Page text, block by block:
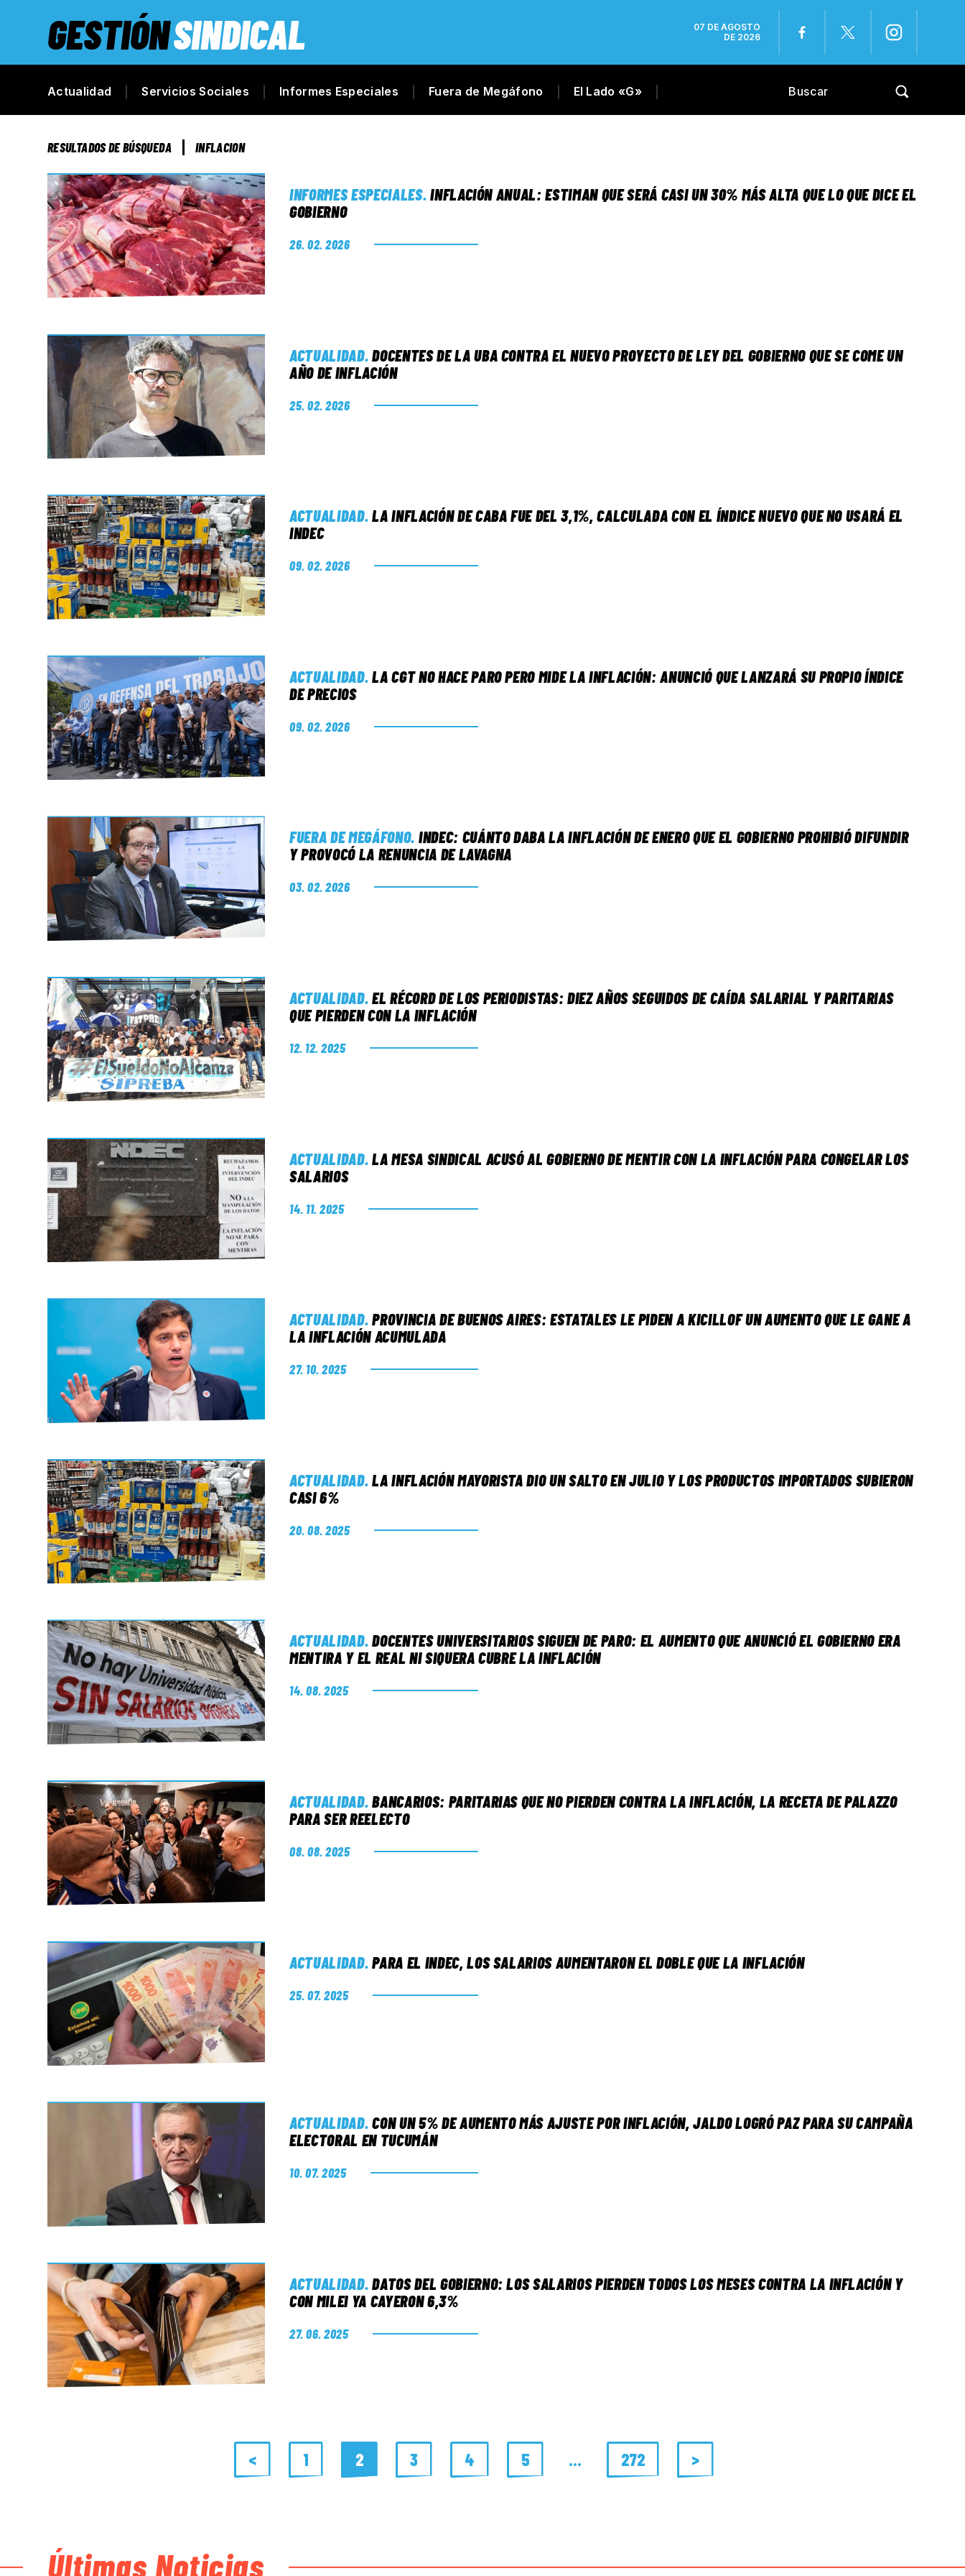
GESTIÓNSINDICAL
07 DE AGOSTO
DE 2026
Actualidad Servicios Sociales Informes Especiales Fuera de Megáfono El Lado «G»
RESULTADOS DE BÚSQUEDA INFLACION
INFORMES ESPECIALES. INFLACIÓN ANUAL: ESTIMAN QUE SERÁ CASI UN 30% MÁS ALTA QUE LO QUE DICE EL
GOBIERNO
26. 02. 2026
ACTUALIDAD. DOCENTES DE LA UBA CONTRA EL NUEVO PROYECTO DE LEY DEL GOBIERNO QUE SE COME UN
AÑO DE INFLACIÓN
25. 02. 2026
ACTUALIDAD. LA INFLACIÓN DE CABA FUE DEL 3,1%, CALCULADA CON EL ÍNDICE NUEVO QUE NO USARÁ EL
INDEC
09. 02. 2026
ACTUALIDAD. LA CGT NO HACE PARO PERO MIDE LA INFLACIÓN: ANUNCIÓ QUE LANZARÁ SU PROPIO ÍNDICE
DE PRECIOS
09. 02. 2026
FUERA DE MEGÁFONO. INDEC: CUÁNTO DABA LA INFLACIÓN DE ENERO QUE EL GOBIERNO PROHIBIÓ DIFUNDIR
Y PROVOCÓ LA RENUNCIA DE LAVAGNA
03. 02. 2026
ACTUALIDAD. EL RÉCORD DE LOS PERIODISTAS: DIEZ AÑOS SEGUIDOS DE CAÍDA SALARIAL Y PARITARIAS
QUE PIERDEN CON LA INFLACIÓN
12. 12. 2025
ACTUALIDAD. LA MESA SINDICAL ACUSÓ AL GOBIERNO DE MENTIR CON LA INFLACIÓN PARA CONGELAR LOS
SALARIOS
14. 11. 2025
ACTUALIDAD. PROVINCIA DE BUENOS AIRES: ESTATALES LE PIDEN A KICILLOF UN AUMENTO QUE LE GANE A
LA INFLACIÓN ACUMULADA
27. 10. 2025
ACTUALIDAD. LA INFLACIÓN MAYORISTA DIO UN SALTO EN JULIO Y LOS PRODUCTOS IMPORTADOS SUBIERON
CASI 6%
20. 08. 2025
ACTUALIDAD. DOCENTES UNIVERSITARIOS SIGUEN DE PARO: EL AUMENTO QUE ANUNCIÓ EL GOBIERNO ERA
MENTIRA Y EL REAL NI SIQUERA CUBRE LA INFLACIÓN
14. 08. 2025
ACTUALIDAD. BANCARIOS: PARITARIAS QUE NO PIERDEN CONTRA LA INFLACIÓN, LA RECETA DE PALAZZO
PARA SER REELECTO
08. 08. 2025
ACTUALIDAD. PARA EL INDEC, LOS SALARIOS AUMENTARON EL DOBLE QUE LA INFLACIÓN
25. 07. 2025
ACTUALIDAD. CON UN 5% DE AUMENTO MÁS AJUSTE POR INFLACIÓN, JALDO LOGRÓ PAZ PARA SU CAMPAÑA
ELECTORAL EN TUCUMÁN
10. 07. 2025
ACTUALIDAD. DATOS DEL GOBIERNO: LOS SALARIOS PIERDEN TODOS LOS MESES CONTRA LA INFLACIÓN Y
CON MILEI YA CAYERON 6,3%
27. 06. 2025
< 1 2 3 4 5 … 272 >
Últimas Noticias